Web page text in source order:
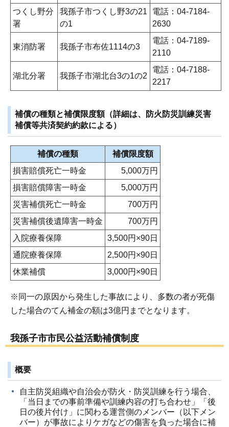
つくし野分
署
我孫子市つくし野3の21
の1
電話：04-7184-
2630
東消防署 我孫子市布佐1114の3
電話：04-7189-
2110
湖北分署 我孫子市湖北台3の1の2
電話：04-7188-
2217
補償の種類と補償限度額（詳細は、防火防災訓練災害
補償等共済契約約款による）
補償の種類
補償限度額
損害賠償死亡一時金
5,000万円
損害賠償障害一時金
5,000万円
災害補償死亡一時金
700万円
災害補償後遺障害一時金
700万円
入院療養保障
3,500円×90日
通院療養保障
2,500円×90日
休業補償
3,000円×90日
※同一の原因から発生した事故により、多数の者が死傷
した場合のてん補金の額は3億円までとなります。
我孫子市市民公益活動補償制度
概要
自主防災組織や自治会が防火・防災訓練を行う場合、
「当日までの事前準備や訓練内容の打ち合わせ」「後
日の後片付け」に関わる運営側のメンバー（以下メン
バー）が事故によりケガなどの傷害を負った場合に補